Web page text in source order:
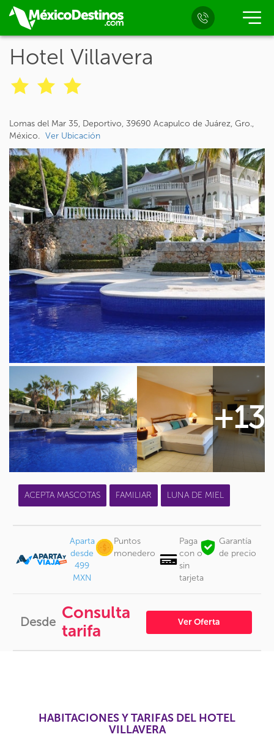
Hotel Villavera
Lomas del Mar 35, Deportivo, 39690 Acapulco de Juárez, Gro.,
México. Ver Ubicación
+13
ACEPTA MASCOTAS FAMILIAR LUNA DE MIEL
Aparta
desde
499
MXN
Puntos
monedero
Paga
con o
sin
tarjeta
Garantía
de precio
Desde Consulta
tarifa
Ver Oferta
HABITACIONES Y TARIFAS DEL HOTEL
VILLAVERA